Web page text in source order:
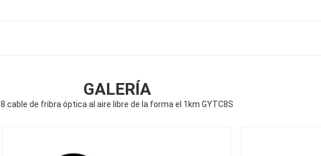
GALERÍA
8 cable de fribra óptica al aire libre de la forma el 1km GYTC8S